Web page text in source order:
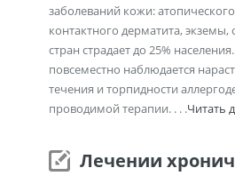
заболеваний кожи:
контактного дерматита, экземы,
стран страдает до 25%
повсеместно наблюдается
течения и торпидности
проводимой терапии. . . .Читать
Лечении